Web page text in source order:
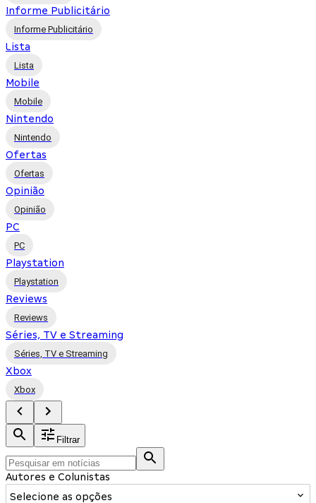
Informe Publicitário
Informe Publicitário
Lista
Lista
Mobile
Mobile
Nintendo
Nintendo
Ofertas
Ofertas
Opinião
Opinião
PC
PC
Playstation
Playstation
Reviews
Reviews
Séries, TV e Streaming
Séries, TV e Streaming
Xbox
Xbox
Filtrar
Autores e Colunistas
Selecione as opções